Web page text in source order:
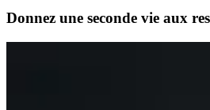
Donnez une seconde vie aux